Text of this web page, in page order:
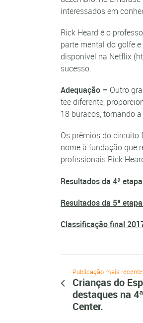
interessados em
Rick Heard é o
parte mental do golfe
disponível na Netflix
sucesso.
Adequação – Outro
tee diferente,
18 buracos, tornando
Os prêmios do circuito
nome à fundação que
profissionais Rick
Resultados da 4ª
Resultados da 5ª
Classificação final
Publicação mais recente
Crianças do
destaques na
Center.